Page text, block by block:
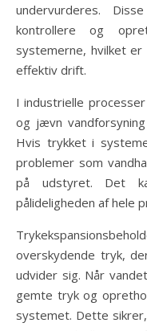
undervurderes.
kontrollere og
systemerne, hvilket
effektiv drift.
I industrielle
og jævn
Hvis trykket i
problemer som
på udstyret. Det
pålideligheden af hele
overskydende tryk,
udvider sig. Når
gemte tryk og
systemet. Dette